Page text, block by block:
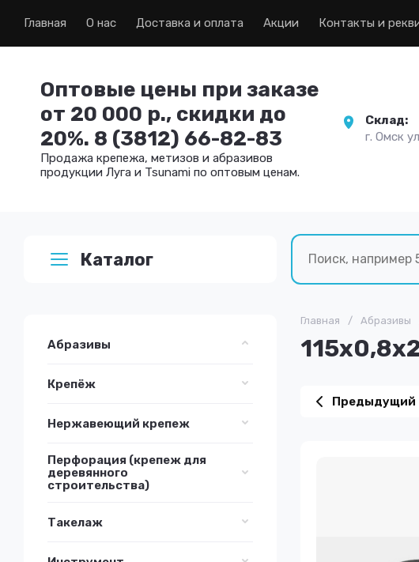
Главная О нас Доставка и оплата Акции Контакты и
Оптовые цены при заказе
от 20 000 р., скидки до
20%. 8 (3812) 66-82-83
Продажа крепежа, метизов и абразивов
продукции Луга и Tsunami по оптовым ценам.
Склад:
г. Омск
Каталог
Абразивы
Крепёж
Нержавеющий крепеж
Перфорация (крепеж для
деревянного
строительства)
Такелаж
Главная / Абразивы
Предыдущий